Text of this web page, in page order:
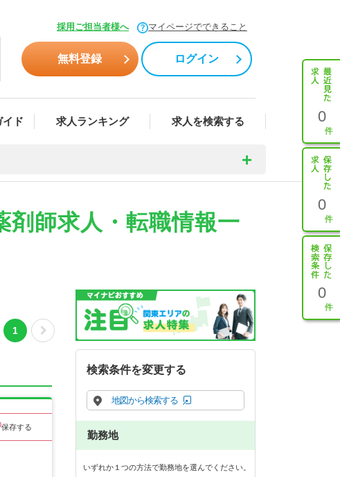
採用ご担当者様へ マイページでできること
無料登録 ログイン
イド 求人ランキング 求人を検索する 0
0
0
剤師求人・転職情報一
1
保存する
検索条件を変更する
地図から検索する
勤務地
いずれか１つの方法で勤務地を選んでください。